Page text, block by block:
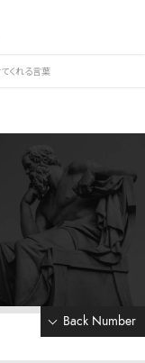
くれる言葉
Back Number